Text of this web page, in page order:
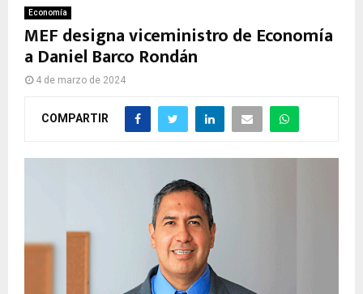
Economía
MEF designa viceministro de Economía
a Daniel Barco Rondán
4 de marzo de 2024
COMPARTIR